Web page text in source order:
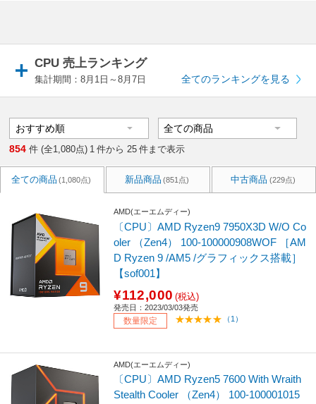
CPU 売上ランキング
集計期間：8月1日～8月7日 全てのランキングを見る
854 件 (全1,080点) 1 件から 25 件まで表示
全ての商品 (1,080点) 新品商品 (851点) 中古商品 (229点)
AMD(エーエムディー)
〔CPU〕AMD Ryzen9 7950X3D W/O Co
oler （Zen4） 100-100000908WOF ［AM
D Ryzen 9 /AM5 /グラフィックス搭載］
【sof001】
¥112,000 (税込)
発売日：2023/03/03発売
数量限定 （1）
AMD(エーエムディー)
〔CPU〕AMD Ryzen5 7600 With Wraith
Stealth Cooler （Zen4） 100-100001015